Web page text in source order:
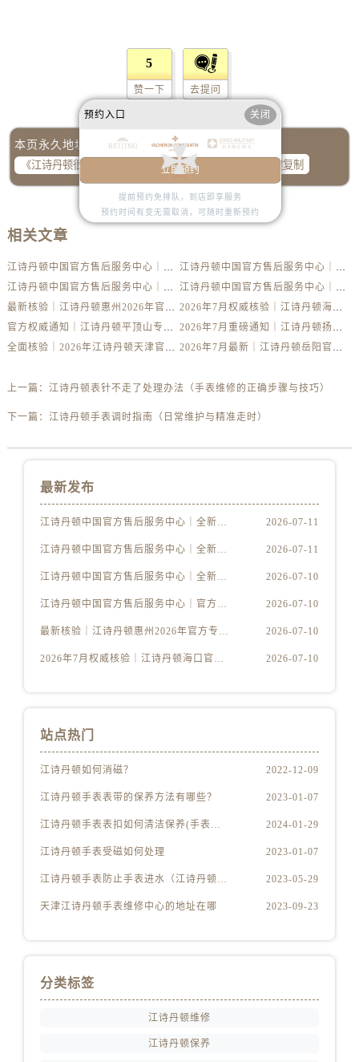
山西省太原市迎泽区迎泽街道解放路15号亨得利名表维修授权店3楼江诗丹顿售后服务中心（需提前预约）
安徽省滁州市琅琊区南谯北路江诗丹顿售后服务中心（需提前预约）
安徽省阜阳市颍州区颍州北路江诗丹顿售后服务中心（需提前预约）
安徽省淮南市田家庵区国庆中路江诗丹顿售后服务中心（需提前预约）
江苏省南京市秦淮区中山南路1号南京中心22层22-C1-C3室江诗丹顿售后服务中心（需提前预约）
江苏省扬州市邗江区国展路29号星耀天地写字楼1号楼18层1803室江诗丹顿售后服务中心（需提前预约）
5
赞一下 去提问
本页永久地址：
一键复制
相关文章
江诗丹顿中国官方售后服务中心｜全新维修地址及官方热线权威信息声明（2026年7月最新）
江诗丹顿中国官方售后服务中心｜全新维修地址及官方热线权威信息通告（2026年7月最新）
江诗丹顿中国官方售后服务中心｜全新地址及售后电话权威信息声明（2026年7月最新）
江诗丹顿中国官方售后服务中心｜官方热线与门店地址权威信息通知（2026年7月最新）
最新核验｜江诗丹顿惠州2026年官方专柜服务热线，7月门店名录一键获取
2026年7月权威核验｜江诗丹顿海口官方专柜服务热线与客户支持
官方权威通知｜江诗丹顿平顶山专柜2026年7月最新客服热线与客户服务网络
2026年7月重磅通知｜江诗丹顿扬州官方专柜服务电话与客户咨询热线
全面核验｜2026年江诗丹顿天津官方专柜客服电话及专柜信息（7月最新）
2026年7月最新｜江诗丹顿岳阳官方专柜客户服务热线核验，门店信息全公开
上一篇： 江诗丹顿表针不走了处理办法（手表维修的正确步骤与技巧）
下一篇： 江诗丹顿手表调时指南（日常维护与精准走时）
最新发布
江诗丹顿中国官方售后服务中心｜全新维修地址及官方热线权威信息声明（2026年7月最新） 2026-07-11
江诗丹顿中国官方售后服务中心｜全新维修地址及官方热线权威信息通告（2026年7月最新） 2026-07-11
江诗丹顿中国官方售后服务中心｜全新地址及售后电话权威信息声明（2026年7月最新） 2026-07-10
江诗丹顿中国官方售后服务中心｜官方热线与门店地址权威信息通知（2026年7月最新） 2026-07-10
最新核验｜江诗丹顿惠州2026年官方专柜服务热线，7月门店名录一键获取 2026-07-10
2026年7月权威核验｜江诗丹顿海口官方专柜服务热线与客户支持 2026-07-10
站点热门
江诗丹顿如何消磁？ 2022-12-09
江诗丹顿手表表带的保养方法有哪些？ 2023-01-07
江诗丹顿手表表扣如何清洁保养(手表爱好者必备的清洁保养技巧) 2024-01-29
江诗丹顿手表受磁如何处理 2023-01-07
江诗丹顿手表防止手表进水（江诗丹顿手表怎么预防进水） 2023-05-29
天津江诗丹顿手表维修中心的地址在哪 2023-09-23
分类标签
江诗丹顿维修
江诗丹顿保养
预约入口 关闭
立即预约
提前预约免排队，到店即享服务
预约时间有变无需取消，可随时重新预约